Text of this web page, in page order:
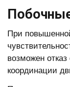
При
возможен
координации